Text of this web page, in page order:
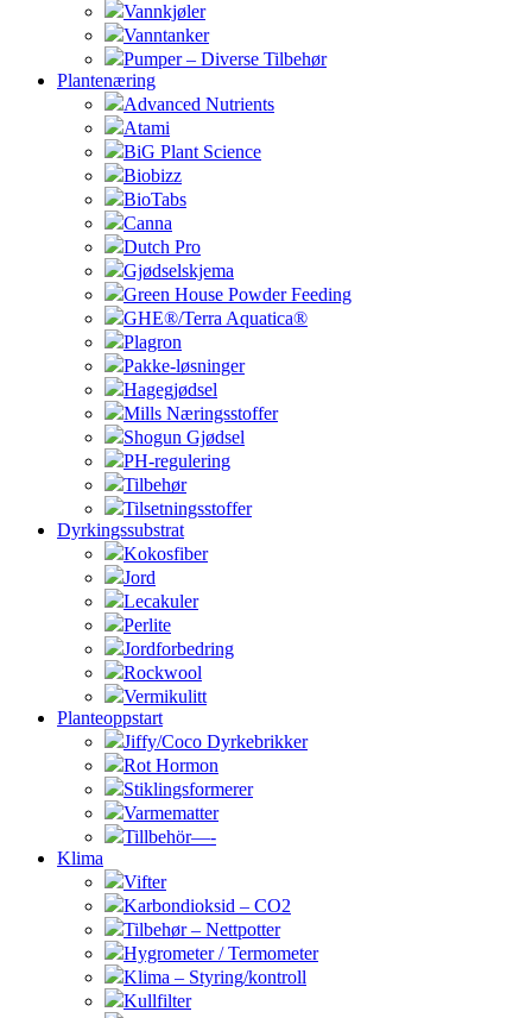
Vannkjøler
Vanntanker
Pumper – Diverse Tilbehør
Plantenæring
Advanced Nutrients
Atami
BiG Plant Science
Biobizz
BioTabs
Canna
Dutch Pro
Gjødselskjema
Green House Powder Feeding
GHE®/Terra Aquatica®
Plagron
Pakke-løsninger
Hagegjødsel
Mills Næringsstoffer
Shogun Gjødsel
PH-regulering
Tilbehør
Tilsetningsstoffer
Dyrkingssubstrat
Kokosfiber
Jord
Lecakuler
Perlite
Jordforbedring
Rockwool
Vermikulitt
Planteoppstart
Jiffy/Coco Dyrkebrikker
Rot Hormon
Stiklingsformerer
Varmematter
Tillbehör—-
Klima
Vifter
Karbondioksid – CO2
Tilbehør – Nettpotter
Hygrometer / Termometer
Klima – Styring/kontroll
Kullfilter